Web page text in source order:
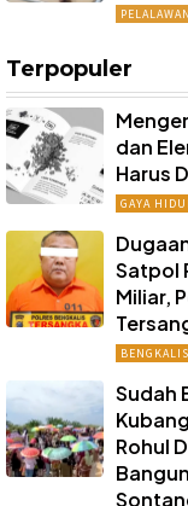
PELALAWAN
Terpopuler
dan
Harus
GAYA
Satpol
Miliar,
BENGKALIS
Sudah
Rohul